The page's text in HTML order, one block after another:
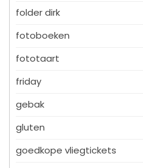
folder dirk
fotoboeken
fototaart
friday
gebak
gluten
goedkope vliegtickets